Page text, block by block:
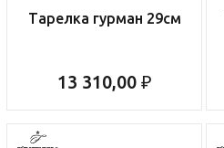
Тарелка гурман 29см
13 310,00 ₽